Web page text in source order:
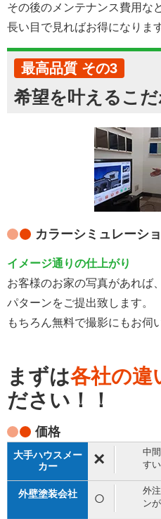
その後のメンテナンス費用な
長い目で見ればお得になります
最高品質 その3
希望を叶えるこ
カラーシミュレーシ
イメージ通りの仕上がり
お客様のお家の写真があれば
パターンをご提出致します。
もちろん無料で撮影にもお伺
まずは各社の違
ださい！！
価格
×
中
すい
○
外
ン